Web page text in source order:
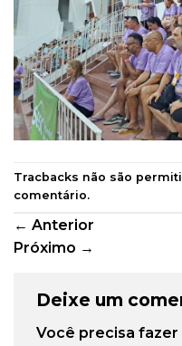
Tracbacks não são
comentário.
← Anterior
Próximo →
Deixe um
Você precisa fazer